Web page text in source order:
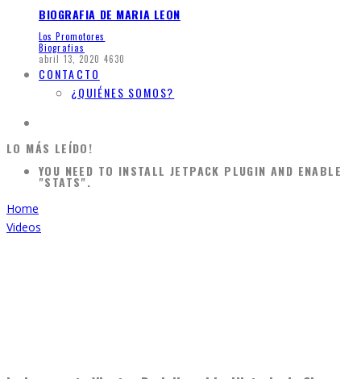
BIOGRAFIA DE MARIA LEON
Los Promotores
Biografias
abril 13, 2020 4630
CONTACTO
¿QUIÉNES SOMOS?
LO MÁS LEÍDO!
YOU NEED TO INSTALL JETPACK PLUGIN AND ENABLE
"STATS".
Home
Videos